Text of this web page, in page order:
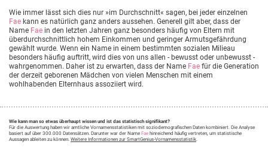
Wie immer lässt sich dies nur »im Durchschnitt« sagen, bei jeder einzelnen
Fae kann es natürlich ganz anders aussehen. Generell gilt aber, dass der
Name Fae in den letzten Jahren ganz besonders häufig von Eltern mit
überdurchschnittlich hohem Einkommen und geringer Armutsgefährdung
gewählt wurde. Wenn ein Name in einem bestimmten sozialen Milieau
besonders häufig auftritt, wird dies von uns allen - bewusst oder unbewusst -
wahrgenommen. Daher ist zu erwarten, dass der Name Fae für die Generation
der derzeit geborenen Mädchen von vielen Menschen mit einem
wohlhabenden Elternhaus assoziiert wird.
Wie kann man so etwas überhaupt wissen und ist das statistisch signifikant?
Für die Auswertung haben wir amtliche Vornamensstatistiken mit soziodemografischen Daten kombiniert. Die Analyse
basiert auf über 300.000 Datensätzen. Darunter war der Name Fae hinreichend häufig vertreten, um statistische
Aussagen ableiten zu können. Weitere Informationen zur SmartGenius-Vornamensstatistik.